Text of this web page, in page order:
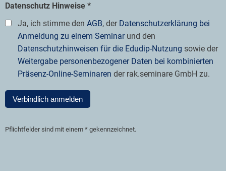
Datenschutz Hinweise *
Ja, ich stimme den AGB, der Datenschutzerklärung bei
Anmeldung zu einem Seminarund den
Datenschutzhinweisen für die Edudip-Nutzung sowie der
Weitergabe personenbezogener Daten bei kombinierten
Präsenz-Online-Seminaren der rak.seminare GmbH zu.
Verbindlich anmelden
Pflichtfelder sind mit einem * gekennzeichnet.